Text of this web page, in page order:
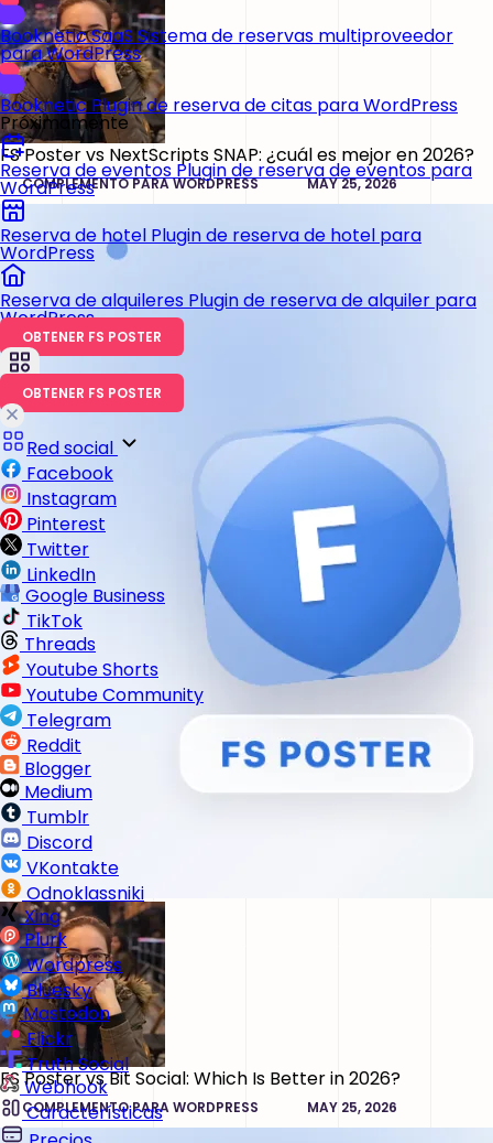
Booknetic SaaSSistema de reservas multiproveedor
para WordPress
Booknetic Plugin de reserva de citas para WordPress
Próximamente
Reserva de eventos Plugin de reserva de eventos para
WordPress
Reserva de hotel Plugin de reserva de hotel para
WordPress
Reserva de alquileres Plugin de reserva de alquiler para
WordPress
OBTENER FS POSTER
OBTENER FS POSTER
Red social
Facebook
Instagram
Pinterest
Twitter
LinkedIn
Google Business
TikTok
Threads
Youtube Shorts
Youtube Community
Telegram
Reddit
Blogger
Medium
Tumblr
Discord
VKontakte
Odnoklassniki
Xing
Plurk
Wordpress
Bluesky
Mastodon
Flickr
Truth Social
Webhook
Características
FS Poster vs NextScripts SNAP: ¿cuál es mejor en 2026?
COMPLEMENTO PARA WORDPRESS MAY 25, 2026
FS Poster vs Bit Social: Which Is Better in 2026?
COMPLEMENTO PARA WORDPRESS MAY 25, 2026